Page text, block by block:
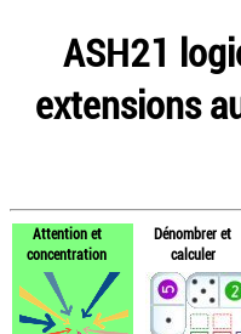
ASH21
extensions
Attention et
concentration
Dénombrer et
calculer